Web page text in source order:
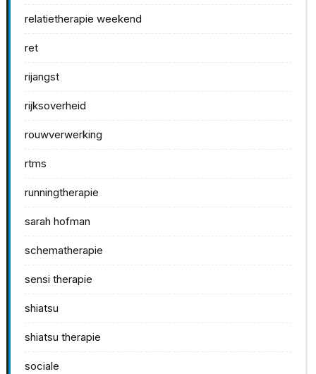
relatietherapie weekend
ret
rijangst
rijksoverheid
rouwverwerking
rtms
runningtherapie
sarah hofman
schematherapie
sensi therapie
shiatsu
shiatsu therapie
sociale